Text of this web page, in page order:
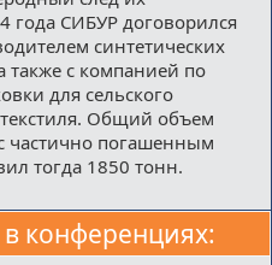
года СИБУР договорился
синтетических
также с компанией по
для сельского
текстиля. Общий объем
частично погашенным
тогда 1850 тонн.
конференциях: